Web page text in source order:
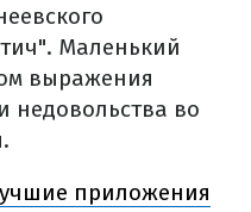
Маленький
выражения
недовольства во
приложения